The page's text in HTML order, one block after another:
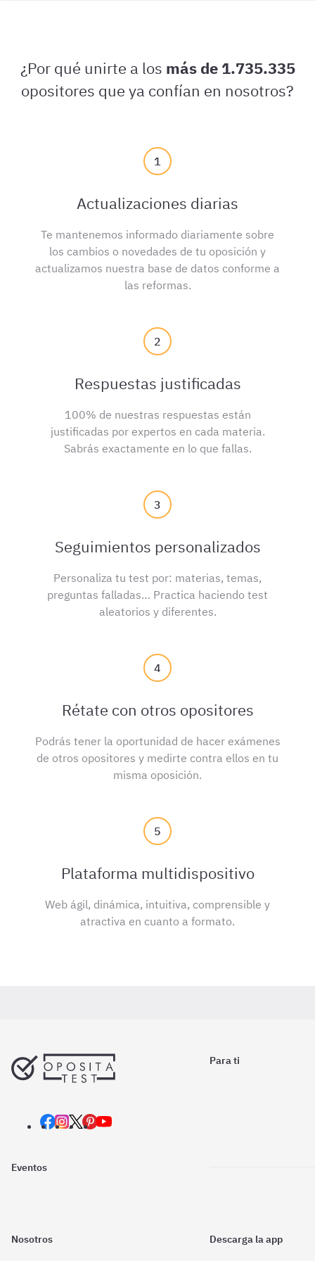
¿Por qué unirte a los más de 1.735.335
opositores que ya confían en nosotros?
1
Actualizaciones diarias
Te mantenemos informado diariamente sobre
los cambios o novedades de tu oposición y
actualizamos nuestra base de datos conforme a
las reformas.
2
Respuestas justificadas
100% de nuestras respuestas están
justificadas por expertos en cada materia.
Sabrás exactamente en lo que fallas.
3
Seguimientos personalizados
Personaliza tu test por: materias, temas,
preguntas falladas… Practica haciendo test
aleatorios y diferentes.
4
Rétate con otros opositores
Podrás tener la oportunidad de hacer exámenes
de otros opositores y medirte contra ellos en tu
misma oposición.
5
Plataforma multidispositivo
Web ágil, dinámica, intuitiva, comprensible y
atractiva en cuanto a formato.
Para ti
Eventos
Nosotros Descarga la app